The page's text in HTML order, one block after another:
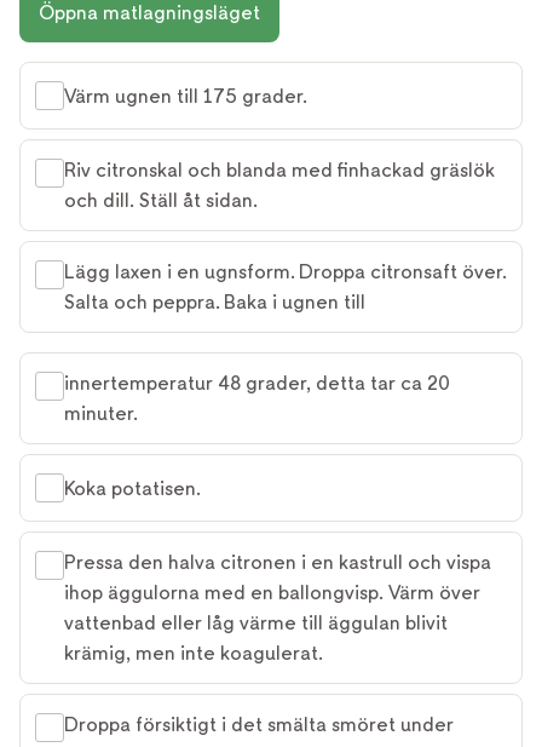
Öppna matlagningsläget
Värm ugnen till 175 grader.
Riv citronskal och blanda med finhackad gräslök
och dill. Ställ åt sidan.
Lägg laxen i en ugnsform. Droppa citronsaft över.
Salta och peppra. Baka i ugnen till
innertemperatur 48 grader, detta tar ca 20
minuter.
Koka potatisen.
Pressa den halva citronen i en kastrull och vispa
ihop äggulorna med en ballongvisp. Värm över
vattenbad eller låg värme till äggulan blivit
krämig, men inte koagulerat.
Droppa försiktigt i det smälta smöret under